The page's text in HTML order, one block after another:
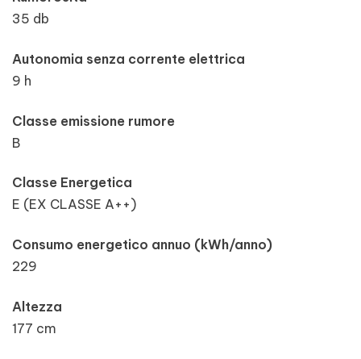
35 db
Autonomia senza corrente elettrica
9 h
Classe emissione rumore
B
Classe Energetica
E (EX CLASSE A++)
Consumo energetico annuo (kWh/anno)
229
Altezza
177 cm